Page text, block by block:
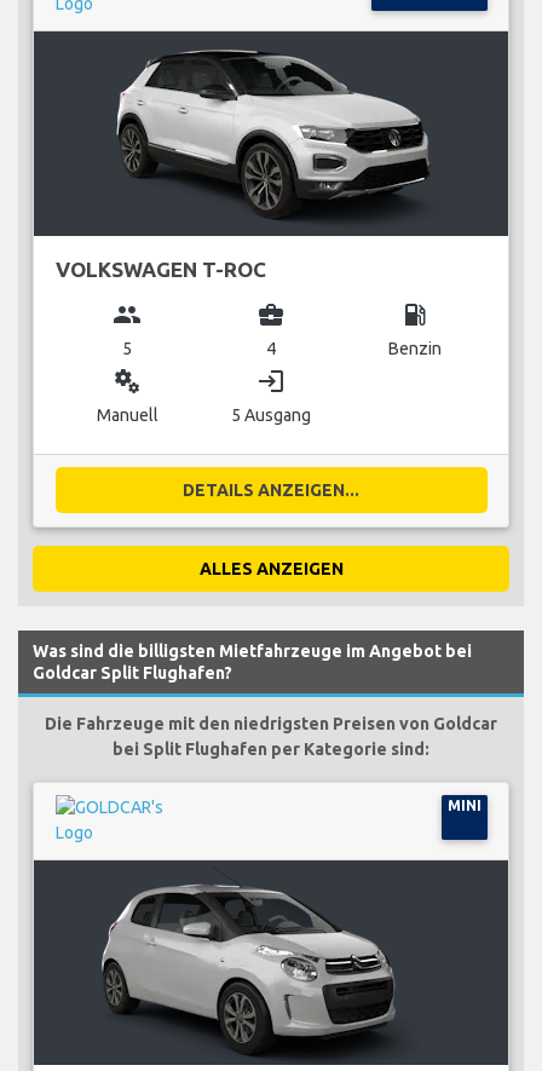
VOLKSWAGEN T-ROC
group
5
business_center
4
local_gas_station
Benzin
miscellaneous_services
Manuell
login
5 Ausgang
DETAILS ANZEIGEN...
ALLES ANZEIGEN
Was sind die billigsten Mietfahrzeuge im Angebot bei
Goldcar Split Flughafen?
Die Fahrzeuge mit den niedrigsten Preisen von Goldcar
bei Split Flughafen per Kategorie sind:
MINI